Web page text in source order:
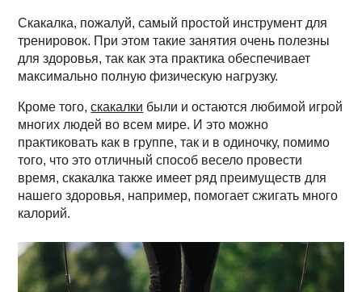
Скакалка, пожалуй, самый простой инструмент для
тренировок. При этом такие занятия очень полезны
для здоровья, так как эта практика обеспечивает
максимально полную физическую нагрузку.
Кроме того,скакалки были и остаются любимой игрой
многих людей во всем мире. И это можно
практиковать как в группе, так и в одиночку, помимо
того, что это отличный способ весело провести
время, скакалка также имеет ряд преимуществ для
нашего здоровья, например, помогает сжигать много
калорий.